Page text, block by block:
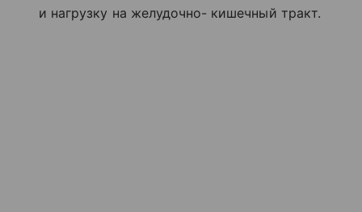
и нагрузку на желудочно- кишечный тракт.